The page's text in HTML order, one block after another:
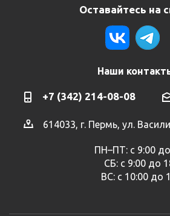
Оставайтесь на
Наши
+7 (342) 214-08-08
614033, г. Пермь, ул.
ПН–ПТ: с 9:00
СБ: с 9:00 до
ВС: с 10:00 до